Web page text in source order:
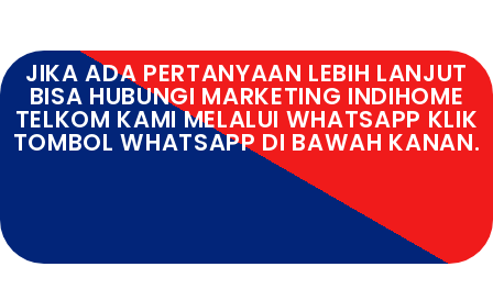
JIKA ADA PERTANYAAN LEBIH LANJUT
BISA HUBUNGI MARKETING INDIHOME
TELKOM KAMI MELALUI WHATSAPP KLIK
TOMBOL WHATSAPP DI BAWAH KANAN.